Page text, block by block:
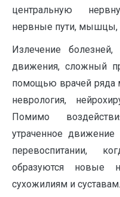
центральную
нервные пути, мышцы,
Излечение
движения, сложный
помощью врачей ряда
неврология,
Помимо
утраченное
перевоспитании,
образуются
сухожилиям и суставам.